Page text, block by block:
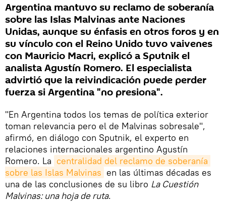
Argentina mantuvo su reclamo de soberanía
sobre las Islas Malvinas ante Naciones
Unidas, aunque su énfasis en otros foros y en
su vínculo con el Reino Unido tuvo vaivenes
con Mauricio Macri, explicó a Sputnik el
analista Agustín Romero. El especialista
advirtió que la reivindicación puede perder
fuerza si Argentina "no presiona".
"En Argentina todos los temas de política exterior
toman relevancia pero el de Malvinas sobresale",
afirmó, en diálogo con Sputnik, el experto en
relaciones internacionales argentino Agustín
Romero. La centralidad del reclamo de soberanía
sobre las Islas Malvinas en las últimas décadas es
una de las conclusiones de su libro La Cuestión
Malvinas: una hoja de ruta.